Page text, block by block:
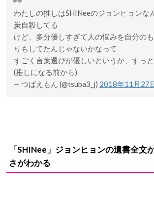
わたしの推しはSHINeeのジョンヒョンな
炭自殺してる
けど、多分優しすぎて人の悩みを自分の
りもしてたんじゃないかなって
すごく言葉選びが優しいというか、すっ
(推しになる前から)
— つばえもん (@tsuba3_j) 2018年11月27
「SHINee」ジョンヒョンの遺書全文
さがわかる